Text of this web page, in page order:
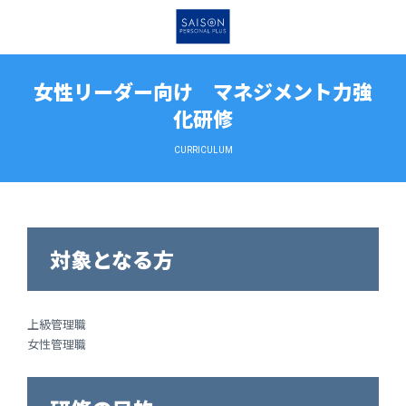
女性リーダー向け マネジメント力強
化研修
CURRICULUM
対象となる方
上級管理職
女性管理職